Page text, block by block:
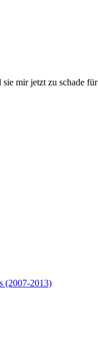
mir jetzt zu schade
(2007-2013)